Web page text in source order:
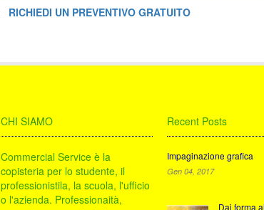
RICHIEDI UN PREVENTIVO GRATUITO
CHI SIAMO
Commercial Service è la
copisteria per lo studente, il
professionistila, la scuola, l'ufficio
o l'azienda. Professionaità,
Recent Posts
Impaginazione grafica
Gen 04, 2017
Dai forma